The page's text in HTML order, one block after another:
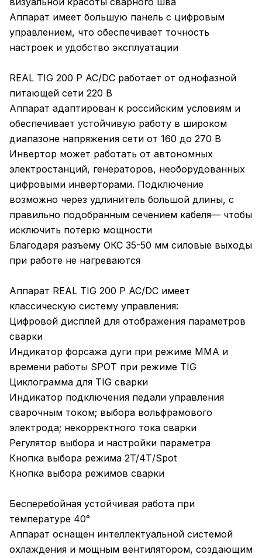
Аппарат имеет большую панель с цифровым
управлением, что обеспечивает точность
настроек и удобство эксплуатации
REAL TIG 200 P AC/DC работает от однофазной
питающей сети 220 В
Аппарат адаптирован к российским условиям и
обеспечивает устойчивую работу в широком
диапазоне напряжения сети от 160 до 270 В
Инвертор может работать от автономных
электростанций, генераторов, необорудованных
цифровыми инверторами. Подключение
возможно через удлинитель большой длины, с
правильно подобранным сечением кабеля— чтобы
исключить потерю мощности
Благодаря разъему ОКС 35-50 мм силовые выходы
при работе не нагреваются
Аппарат REAL TIG 200 P AC/DC имеет
классическую систему управления:
Цифровой дисплей для отображения параметров
сварки
Индикатор форсажа дуги при режиме ММА и
времени работы SPOT при режиме TIG
Циклограмма для TIG сварки
Индикатор подключения педали управления
сварочным током; выбора вольфрамового
электрода; некорректного тока сварки
Регулятор выбора и настройки параметра
Кнопка выбора режима 2T/4Т/Spot
Кнопка выбора режимов сварки
Бесперебойная устойчивая работа при
температуре 40°
Аппарат оснащен интеллектуальной системой
охлаждения и мощным вентилятором, создающим